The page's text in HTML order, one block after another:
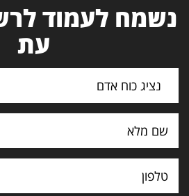
נשמח לעמוד
עת
נציג כוח אדם